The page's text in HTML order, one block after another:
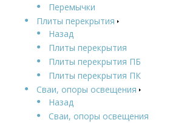
Перемычки
Плиты перекрытия
Назад
Плиты перекрытия
Плиты перекрытия ПБ
Плиты перекрытия ПК
Сваи, опоры освещения
Назад
Сваи, опоры освещения